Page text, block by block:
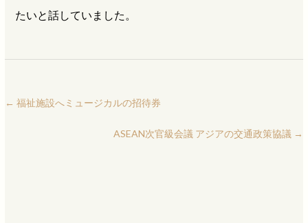
たいと話していました。
← 福祉施設へミュージカルの招待券
ASEAN次官級会議 アジアの交通政策協議 →